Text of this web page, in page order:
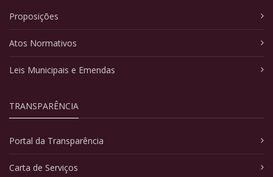
Proposições
Atos Normativos
Leis Municipais e Emendas
TRANSPARÊNCIA
Portal da Transparência
Carta de Serviços